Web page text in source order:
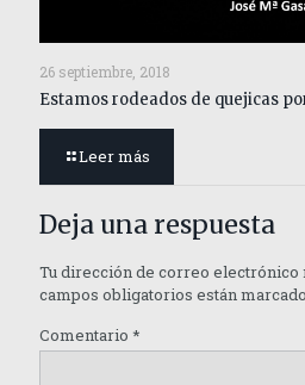
26 septiembre, 2018
Estamos rodeados de quejicas
Leer más
Deja una respuesta
Tu dirección de correo electrónico
campos obligatorios están
Comentario *